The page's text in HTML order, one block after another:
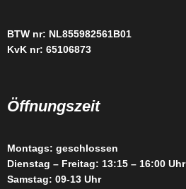
BTW nr: NL855982561B01
KvK nr: 65106873
Öffnungszeit
Montags: geschlossen
Dienstag – Freitag: 13:15 – 16:00 Uhr
Samstag: 09-13 Uhr